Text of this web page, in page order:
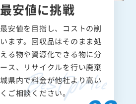
安値に挑戦
安値を目指し、コストの削
ます。回収品はそのまま処
る物や資源化できる物に分
ス、リサイクルを行い廃棄
県内で料金が他社より高い
ご相談ください。